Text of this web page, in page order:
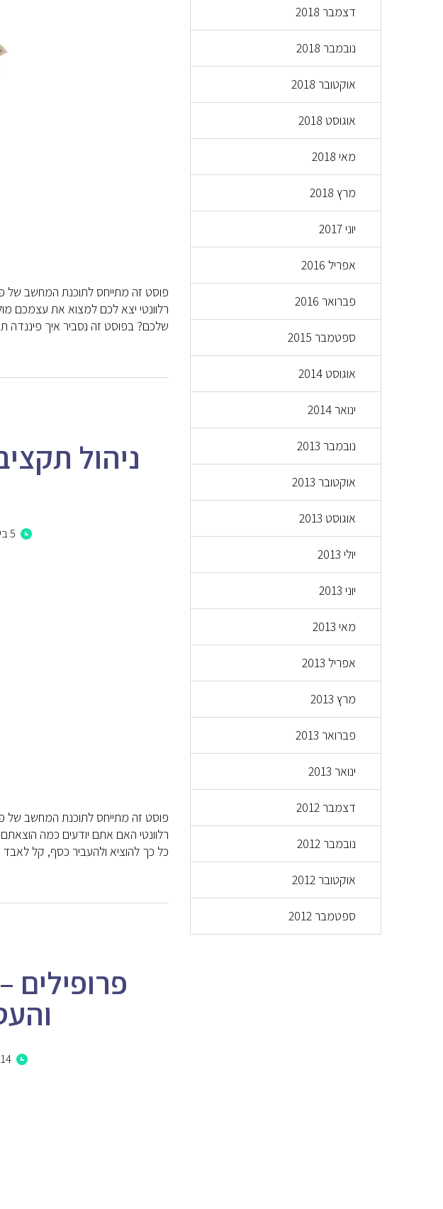
רלוונטי יצא לכם למצוא את עצמכם
שלכם? בפוסט זה נסביר איך
ניהול
5 ביולי 2013
רלוונטי האם אתם יודעים כמה
כל כך להוציא ולהעביר כסף, קל
14 במאי 2013
דצמבר 2018
נובמבר 2018
אוקטובר 2018
אוגוסט 2018
מאי 2018
מרץ 2018
יוני 2017
אפריל 2016
פברואר 2016
ספטמבר 2015
אוגוסט 2014
ינואר 2014
נובמבר 2013
אוקטובר 2013
אוגוסט 2013
יולי 2013
יוני 2013
מאי 2013
אפריל 2013
מרץ 2013
פברואר 2013
ינואר 2013
דצמבר 2012
נובמבר 2012
אוקטובר 2012
ספטמבר 2012